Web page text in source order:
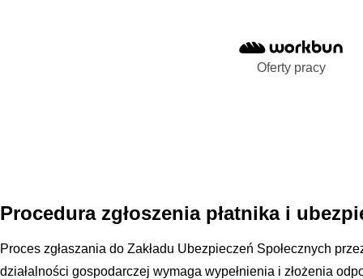
Oferty pracy
Procedura zgłoszenia płatnika i
Proces zgłaszania do Zakładu Ubezpieczeń Społecznych
działalności gospodarczej wymaga wypełnienia i złożenia